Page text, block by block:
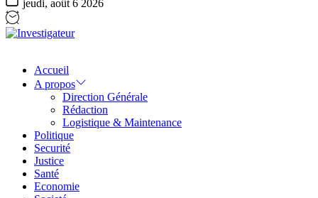
jeudi, août 6 2026
Accueil
A propos
Direction Générale
Rédaction
Logistique & Maintenance
Politique
Securité
Justice
Santé
Economie